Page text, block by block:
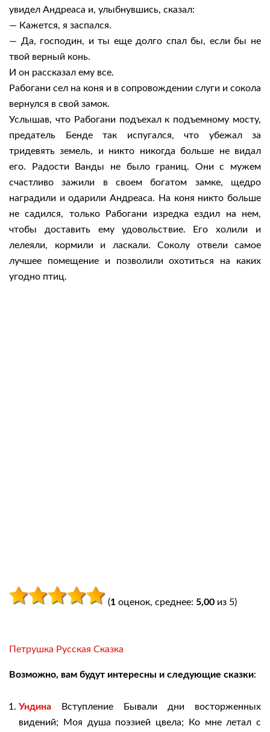
увидел Андреаса и, улыбнувшись, сказал:
— Кажется, я заспался.
— Да, господин, и ты еще долго спал бы, если бы не
твой верный конь.
И он рассказал ему все.
Рабогани сел на коня и в сопровождении слуги и сокола
вернулся в свой замок.
Услышав, что Рабогани подъехал к подъемному мосту,
предатель Бенде так испугался, что убежал за
тридевять земель, и никто никогда больше не видал
его. Радости Ванды не было границ. Они с мужем
счастливо зажили в своем богатом замке, щедро
наградили и одарили Андреаса. На коня никто больше
не садился, только Рабогани изредка ездил на нем,
чтобы доставить ему удовольствие. Его холили и
лелеяли, кормили и ласкали. Соколу отвели самое
лучшее помещение и позволили охотиться на каких
угодно птиц.
(1 оценок, среднее: 5,00 из 5)
Петрушка Русская Сказка
Возможно, вам будут интересны и следующие сказки:
Ундина Вступление Бывали дни восторженных
видений; Моя душа поэзией цвела; Ко мне летал с